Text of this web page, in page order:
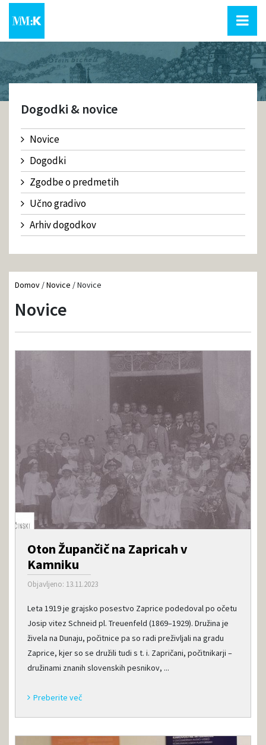
Dogodki & novice
Novice
Dogodki
Zgodbe o predmetih
Učno gradivo
Arhiv dogodkov
Domov /Novice /Novice
Novice
Oton Župančič na Zapricah v
Kamniku
Objavljeno: 13.11.2023
Leta 1919 je grajsko posestvo Zaprice podedoval po očetu
Josip vitez Schneid pl. Treuenfeld (1869–1929). Družina je
živela na Dunaju, počitnice pa so radi preživljali na gradu
Zaprice, kjer so se družili tudi s t. i. Zapričani, počitnikarji –
družinami znanih slovenskih pesnikov, ...
Preberite več